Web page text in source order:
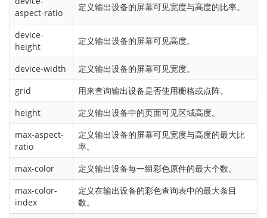
color
column-count
column-fill
column-gap
column-rule
column-rule-color
column-rule-style
column-rule-width
column-width
columns
content
aspect-ratio
定义输出设备的屏幕可见宽度与高度的比率。
device-
height
定义输出设备的屏幕可见高度。
device-width
定义输出设备的屏幕可见宽度。
grid
用来查询输出设备是否使用栅格或点阵。
height
定义输出设备中的页面可见区域高度。
max-aspect-
ratio
定义输出设备的屏幕可见宽度与高度的最大比
率。
max-color
定义输出设备每一组彩色原件的最大个数。
max-color-
index
定义在输出设备的彩色查询表中的最大条目
数。